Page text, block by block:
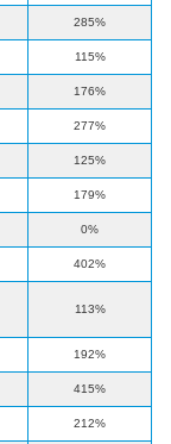
285%
115%
176%
277%
125%
179%
0%
402%
113%
192%
415%
212%